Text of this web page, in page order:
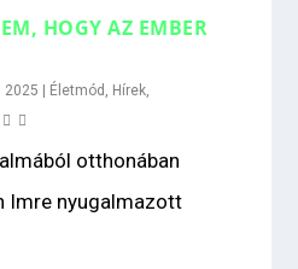
HOGY AZ EMBER
2025 | Életmód Hírek
otthonában
Imre nyugalmazott